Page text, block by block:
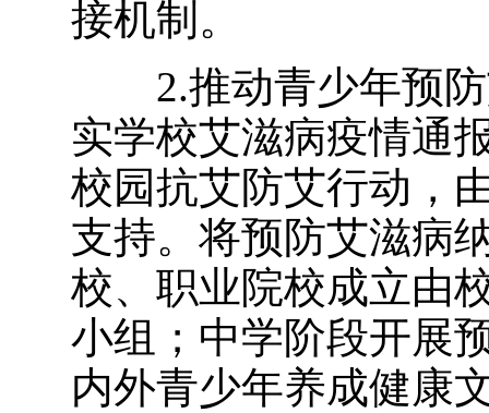
接机制。
2.推动青少年预
实学校艾滋病疫情通
校园抗艾防艾行动，
支持。将预防艾滋病
校、职业院校成立由
小组；中学阶段开展
内外青少年养成健康